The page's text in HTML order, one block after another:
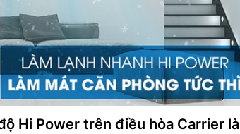
Hi Power trên điều hòa Carrier là